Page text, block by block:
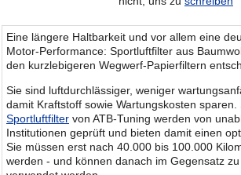
Eine längere Haltbarkeit und vor allem eine
Motor-Performance: Sportluftfilter aus
den kurzlebigeren Wegwerf-Papierfiltern
Sie sind luftdurchlässiger, weniger
damit Kraftstoff sowie Wartungskosten sparen.
Sportluftfilter von ATB-Tuning werden von
Institutionen geprüft und bieten damit einen
Sie müssen erst nach 40.000 bis 100.000
werden - und können danach im Gegensatz